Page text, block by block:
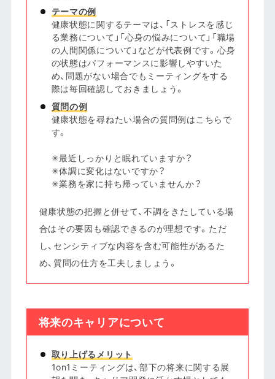
テーマの例
健康状態に関するテーマは、「ストレスを感じ
る業務について」「心身の悩みについて」「職場
の人間関係について」などが代表例です。心身
の状態はパフォーマンスに影響しやすいた
め、問題がない場合でもミーティングをする
際は毎回確認しておきましょう。
質問の例
健康状態を尋ねたい場合の質問例はこちらで
す。
✳︎最近しっかりと眠れていますか？
✳︎体調に変化はないですか？
✳︎業務を家に持ち帰っていませんか？
健康状態の把握と併せて、不調をきたしている場
合はその要因も確認できるのが理想です。ただ
し、センシティブな内容を含む可能性があるた
め、質問の仕方を工夫しましょう。
将来のキャリアについて
取り上げるメリット
1on1ミーティングは、部下の将来に関する展